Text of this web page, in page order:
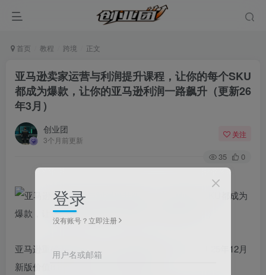
首页 教程 跨境 正文
亚马逊卖家运营与利润提升课程，让你的每个SKU
都成为爆款，让你的亚马逊利润一路飙升（更新26
年3月）
创业团
3个月前更新
关注
35 0
亚马逊重磅课程来袭！每节课程都是几个小时！！25年12月
新版价值8.8W的好课，错过拍大腿！
登录
没有账号？立即注册
用户名或邮箱